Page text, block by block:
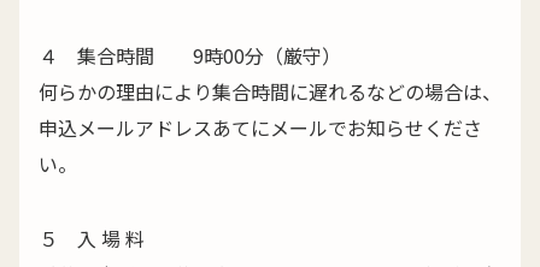
４ 集合時間 9時00分（厳守）
何らかの理由により集合時間に遅れるなどの場合は、
申込メールアドレスあてにメールでお知らせくださ
い。
５ 入 場 料